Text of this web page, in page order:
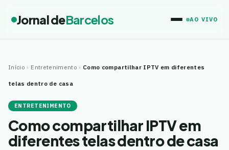
Jornal deBarcelos AO VIVO
Início › Entretenimento › Como compartilhar IPTV em diferentes
telas dentro de casa
ENTRETENIMENTO
Como compartilhar IPTV em
diferentes telas dentro de casa